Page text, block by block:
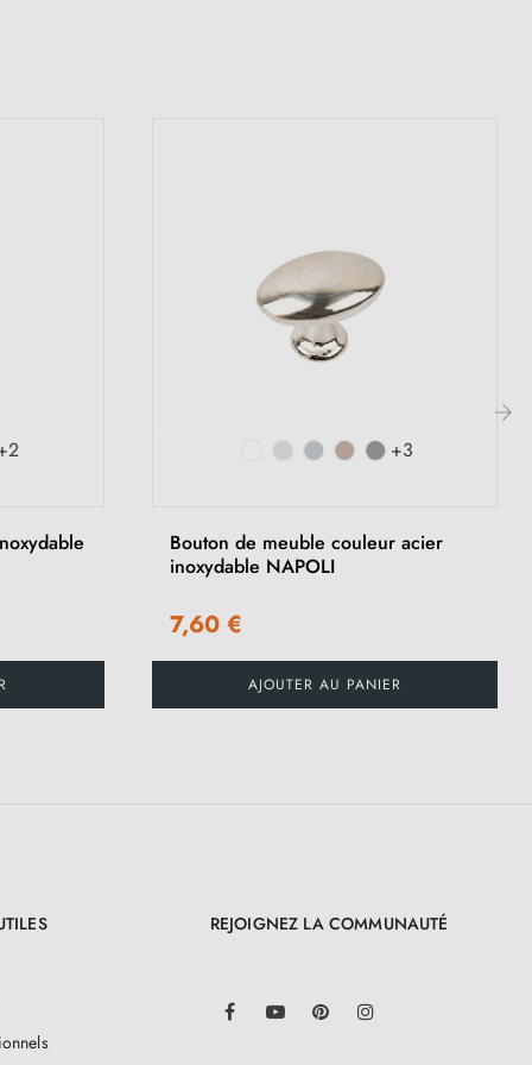
+3
Bouton de meuble couleur acier
inoxydable NAPOLI
7,60 €
AJOUTER AU PANIER
REJOIGNEZ LA COMMUNAUTÉ
FacebookYouTube Pinterest